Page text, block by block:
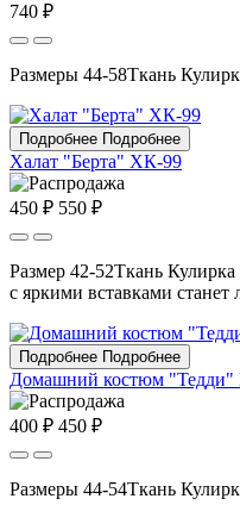
740 ₽
Размеры 44-58Ткань
Подробнее Подробнее
Халат "Берта" ХК-99
450 ₽ 550 ₽
Размер 42-52Ткань
с яркими вставками
Подробнее Подробнее
Домашний костюм "Тедди"
400 ₽ 450 ₽
Размеры 44-54Ткань